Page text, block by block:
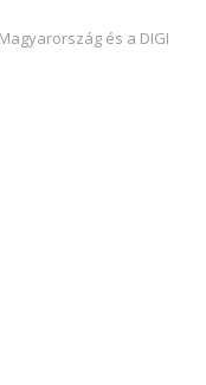
és a DIGI